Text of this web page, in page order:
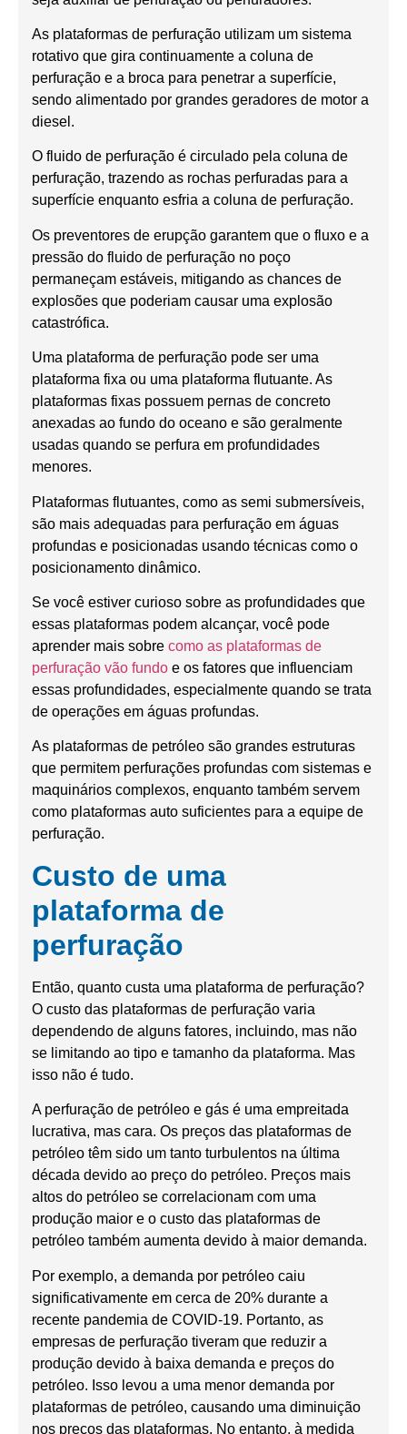
As plataformas de perfuração utilizam um sistema
rotativo que gira continuamente a coluna de
perfuração e a broca para penetrar a superfície,
sendo alimentado por grandes geradores de motor a
diesel.
O fluido de perfuração é circulado pela coluna de
perfuração, trazendo as rochas perfuradas para a
superfície enquanto esfria a coluna de perfuração.
Os preventores de erupção garantem que o fluxo e a
pressão do fluido de perfuração no poço
permaneçam estáveis, mitigando as chances de
explosões que poderiam causar uma explosão
catastrófica.
Uma plataforma de perfuração pode ser uma
plataforma fixa ou uma plataforma flutuante. As
plataformas fixas possuem pernas de concreto
anexadas ao fundo do oceano e são geralmente
usadas quando se perfura em profundidades
menores.
Plataformas flutuantes, como as semi submersíveis,
são mais adequadas para perfuração em águas
profundas e posicionadas usando técnicas como o
posicionamento dinâmico.
Se você estiver curioso sobre as profundidades que
essas plataformas podem alcançar, você pode
aprender mais sobre como as plataformas de
perfuração vão fundo e os fatores que influenciam
essas profundidades, especialmente quando se trata
de operações em águas profundas.
As plataformas de petróleo são grandes estruturas
que permitem perfurações profundas com sistemas e
maquinários complexos, enquanto também servem
como plataformas auto suficientes para a equipe de
perfuração.
Custo de uma
plataforma de
perfuração
Então, quanto custa uma plataforma de perfuração?
O custo das plataformas de perfuração varia
dependendo de alguns fatores, incluindo, mas não
se limitando ao tipo e tamanho da plataforma. Mas
isso não é tudo.
A perfuração de petróleo e gás é uma empreitada
lucrativa, mas cara. Os preços das plataformas de
petróleo têm sido um tanto turbulentos na última
década devido ao preço do petróleo. Preços mais
altos do petróleo se correlacionam com uma
produção maior e o custo das plataformas de
petróleo também aumenta devido à maior demanda.
Por exemplo, a demanda por petróleo caiu
significativamente em cerca de 20% durante a
recente pandemia de COVID-19. Portanto, as
empresas de perfuração tiveram que reduzir a
produção devido à baixa demanda e preços do
petróleo. Isso levou a uma menor demanda por
plataformas de petróleo, causando uma diminuição
nos preços das plataformas. No entanto, à medida